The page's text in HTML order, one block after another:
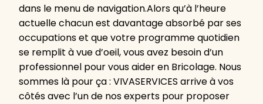
dans le menu de navigation.Alors qu’à l’heure
actuelle chacun est davantage absorbé par ses
occupations et que votre programme quotidien
se remplit à vue d’oeil, vous avez besoin d’un
professionnel pour vous aider en Bricolage. Nous
sommes là pour ça : VIVASERVICES arrive à vos
côtés avec l’un de nos experts pour proposer